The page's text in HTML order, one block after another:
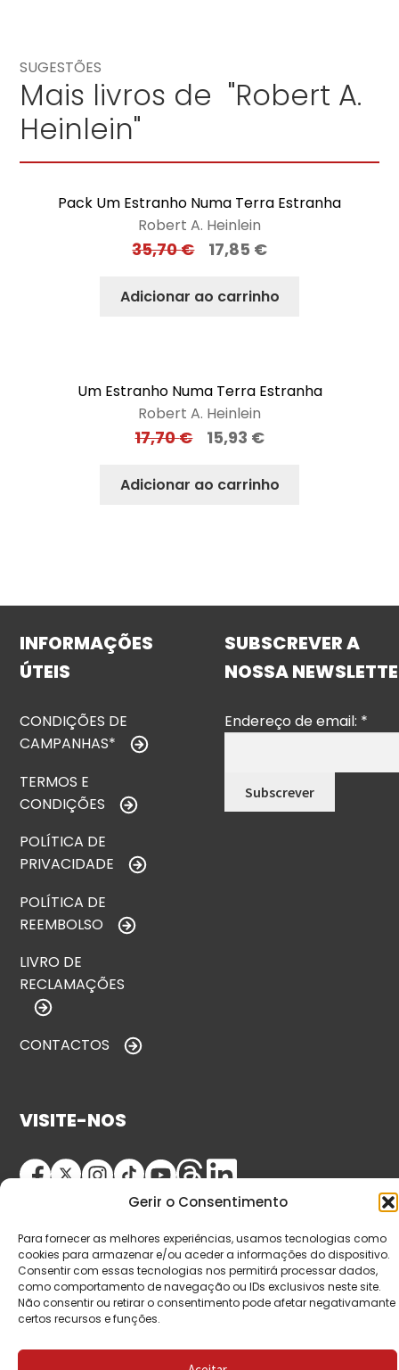
Gerir o Consentimento
Para fornecer as melhores experiências, usamos tecnologias como
cookies para armazenar e/ou aceder a informações do dispositivo.
Consentir com essas tecnologias nos permitirá processar dados,
como comportamento de navegação ou IDs exclusivos neste site.
Não consentir ou retirar o consentimento pode afetar negativamante
certos recursos e funções.
SUGESTÕES
Mais livros de "Robert A.
Heinlein"
Pack Um Estranho Numa Terra Estranha
Robert A. Heinlein
35,70€ 17,85 €
Adicionar ao carrinho
Um Estranho Numa Terra Estranha
Robert A. Heinlein
17,70€ 15,93 €
Adicionar ao carrinho
INFORMAÇÕES
ÚTEIS
CONDIÇÕES DE
CAMPANHAS*
TERMOS E
CONDIÇÕES
POLÍTICA DE
PRIVACIDADE
POLÍTICA DE
REEMBOLSO
LIVRO DE
RECLAMAÇÕES
CONTACTOS
SUBSCREVER A
NOSSA
Endereço de email: *
VISITE-NOS
© Copyright 2026 Saída de Emergência. Todos os
direitos reservados.